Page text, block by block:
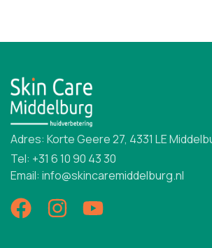
Adres: Korte Geere 27, 4331 LE
Tel: +31 6 10 90 43 30
Email: info@skincaremiddelburg.nl